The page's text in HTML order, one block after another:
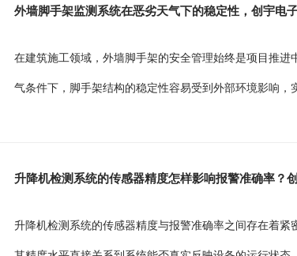
外墙脚手架监测系统在恶劣天气下的稳定性，创宇电
在建筑施工领域，外墙脚手架的安全管理始终是项目推
气条件下，脚手架结构的稳定性容易受到外部环境影响，
升降机检测系统的传感器精度怎样影响报警准确率？
升降机检测系统的传感器精度与报警准确率之间存在着紧